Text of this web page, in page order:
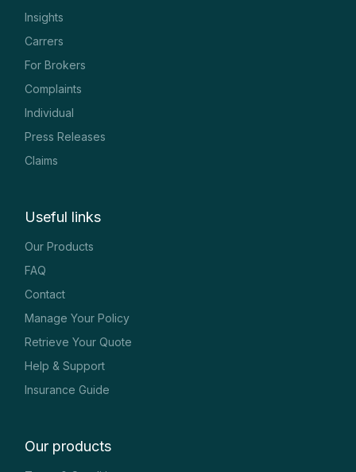
Insights
Carrers
For Brokers
Complaints
Individual
Press Releases
Claims
Useful links
Our Products
FAQ
Contact
Manage Your Policy
Retrieve Your Quote
Help & Support
Insurance Guide
Our products